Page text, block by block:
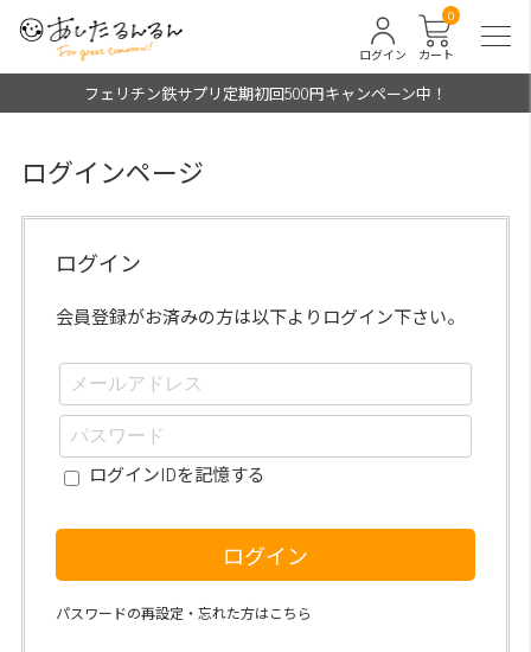
カート
0
ログイン
フェリチン鉄サプリ定期初回500円キャンペーン中！
ログインページ
ログイン
会員登録がお済みの方は以下よりログイン下さい。
ログインIDを記憶する
ログイン
パスワードの再設定・忘れた方はこちら